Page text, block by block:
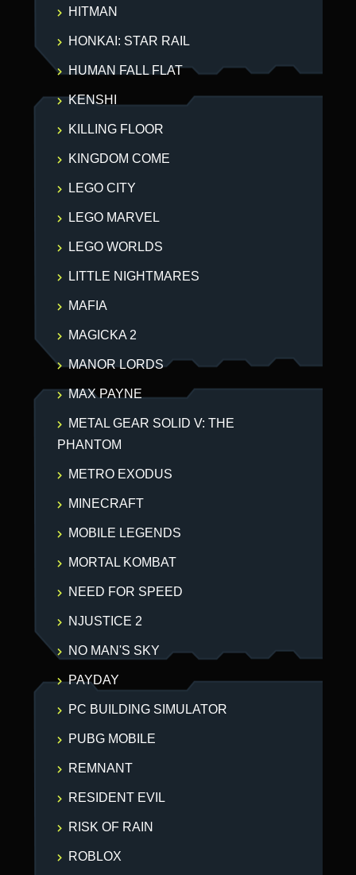
HITMAN
HONKAI: STAR RAIL
HUMAN FALL FLAT
KENSHI
KILLING FLOOR
KINGDOM COME
LEGO CITY
LEGO MARVEL
LEGO WORLDS
LITTLE NIGHTMARES
MAFIA
MAGICKA 2
MANOR LORDS
MAX PAYNE
METAL GEAR SOLID V: THE
PHANTOM
METRO EXODUS
MINECRAFT
MOBILE LEGENDS
MORTAL KOMBAT
NEED FOR SPEED
NJUSTICE 2
NO MAN'S SKY
PAYDAY
PC BUILDING SIMULATOR
PUBG MOBILE
REMNANT
RESIDENT EVIL
RISK OF RAIN
ROBLOX